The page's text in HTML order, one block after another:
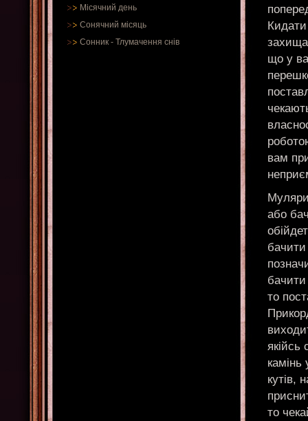
Місячний день
Сонячний місяць
Сонник - Тлумачення снів
що у
вам
або
то
кутів,
то